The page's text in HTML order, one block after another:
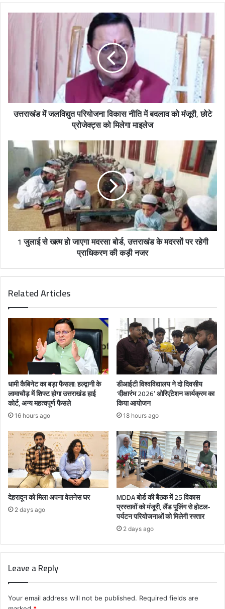
s
उत्तराखंड में जलविद्युत परियोजना विकास नीति में बदलाव को मंजूरी, छोटे
प्रोजेक्ट्स को मिलेगा माइलेज
1 जुलाई से खत्म हो जाएगा मदरसा बोर्ड, उत्तराखंड के मदरसों पर रहेगी
प्राधिकरण की कड़ी नजर
Related Articles
धामी कैबिनेट का बड़ा फैसला: हल्द्वानी के
लामाचौड़ में शिफ्ट होगा उत्तराखंड हाई
कोर्ट, अन्य महत्वपूर्ण फैसले
16 hours ago
डीआईटी विश्वविद्यालय ने दो दिवसीय
‘दीक्षारंभ 2026’ ओरिएंटेशन कार्यक्रम का
किया आयोजन
18 hours ago
देहरादून को मिला अपना वेलनेस घर
2 days ago
MDDA बोर्ड की बैठक में 25 विकास
प्रस्तावों को मंजूरी, लैंड पूलिंग से होटल-
पर्यटन परियोजनाओं को मिलेगी रफ्तार
2 days ago
Leave a Reply
Your email address will not be published. Required fields are